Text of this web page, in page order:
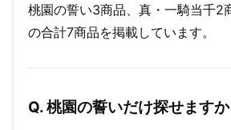
桃園の誓い3商品、真・一騎当千2
の合計7商品を掲載しています。
Q. 桃園の誓いだけ探せますか